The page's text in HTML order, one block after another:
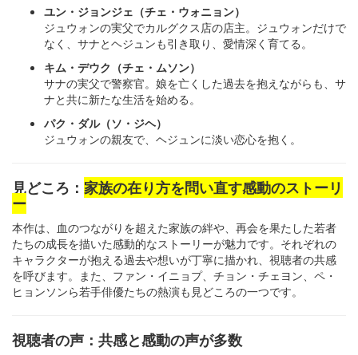
ユン・ジョンジェ（チェ・ウォニョン）
ジュウォンの実父でカルグクス店の店主。ジュウォンだけで
なく、サナとヘジュンも引き取り、愛情深く育てる。
キム・デウク（チェ・ムソン）
サナの実父で警察官。娘を亡くした過去を抱えながらも、サ
ナと共に新たな生活を始める。
パク・ダル（ソ・ジヘ）
ジュウォンの親友で、ヘジュンに淡い恋心を抱く。
見どころ： 家族の在り方を問い直す感動のストーリ
ー
本作は、血のつながりを超えた家族の絆や、再会を果たした若者
たちの成長を描いた感動的なストーリーが魅力です。それぞれの
キャラクターが抱える過去や想いが丁寧に描かれ、視聴者の共感
を呼びます。また、ファン・イニョプ、チョン・チェヨン、ペ・
ヒョンソンら若手俳優たちの熱演も見どころの一つです。
視聴者の声：共感と感動の声が多数